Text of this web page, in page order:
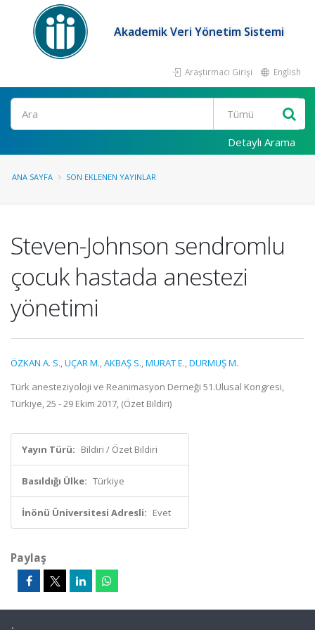
Akademik Veri Yönetim Sistemi
Araştırmacı Girişi English
Ara
Detaylı Arama
ANA SAYFA SON EKLENEN YAYINLAR
Steven-Johnson sendromlu
çocuk hastada anestezi
yönetimi
ÖZKAN A. S.,UÇAR M.,AKBAŞ S.,MURAT E.,DURMUŞ M.
Türk anesteziyoloji ve Reanimasyon Derneği 51.Ulusal Kongresi,
Türkiye, 25 - 29 Ekim 2017, (Özet Bildiri)
Yayın Türü: Bildiri / Özet Bildiri
Basıldığı Ülke: Türkiye
İnönü Üniversitesi Adresli: Evet
Paylaş